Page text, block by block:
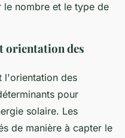
nombre et le type de
orientation des
l'orientation des
pour
solaire. Les
de manière à capter le